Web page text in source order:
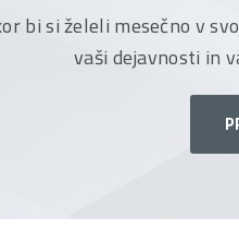
bi si želeli mesečno v
vaši dejavnosti in